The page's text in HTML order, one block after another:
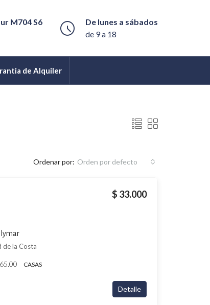
M704 S6
De lunes a sábados
de 9 a 18
de Alquiler
Ordenar por: Orden por defecto
$ 33.000
de la Costa
65.00 CASAS
Detalle